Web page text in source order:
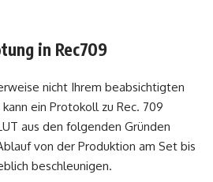
in Rec709
nicht Ihrem beabsichtigten
ein Protokoll zu Rec. 709
aus den folgenden Gründen
von der Produktion am Set bis
beschleunigen.